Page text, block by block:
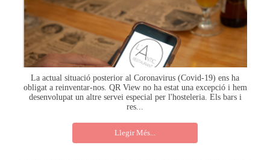
La actual situació posterior al Coronavirus (Covid-19) ens ha
obligat a reinventar-nos. QR View no ha estat una excepció i hem
desenvolupat un altre servei especial per l'hosteleria. Els bars i
res...
Llegir Més...